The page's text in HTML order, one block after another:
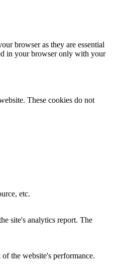
browser as they are essential
in your browser only with your
These cookies do not
etc.
site's analytics report. The
the website's performance.